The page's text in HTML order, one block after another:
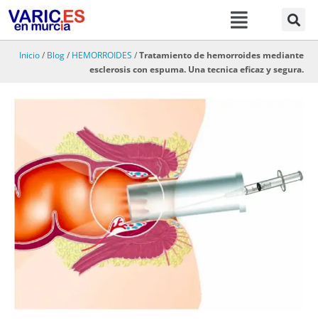
Menú
Inicio/ Blog/ HEMORROIDES /Tratamiento de hemorroides mediante
esclerosis con espuma. Una tecnica eficaz y segura.